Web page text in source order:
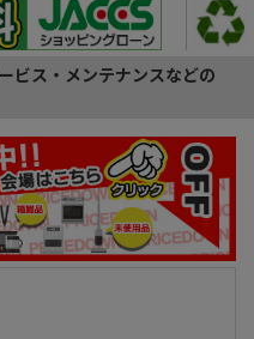
ビス・メンテナンスなどの